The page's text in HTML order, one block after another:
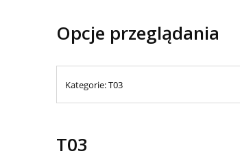
Opcje przeglądania
Kategorie: T03
T03